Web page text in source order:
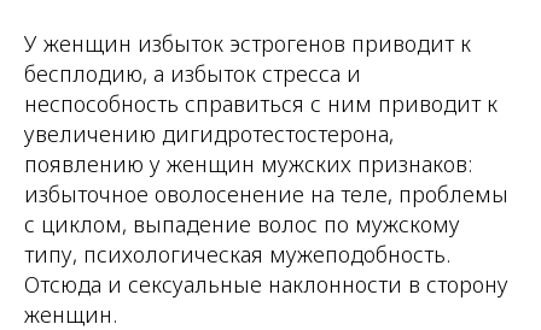
У женщин избыток эстрогенов приводит к
бесплодию, а избыток стресса и
неспособность справиться с ним приводит к
увеличению дигидротестостерона,
появлению у женщин мужских признаков:
избыточное оволосенение на теле, проблемы
с циклом, выпадение волос по мужскому
типу, психологическая мужеподобность.
Отсюда и сексуальные наклонности в сторону
женщин.